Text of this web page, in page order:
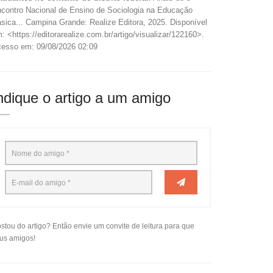
Nacional de Ensino de Sociologia na Educação
Campina Grande: Realize Editora, 2025. Disponível
<https://editorarealize.com.br/artigo/visualizar/122160>.
em: 09/08/2026 02:09
o artigo a um amigo
do artigo? Então envie um convite de leitura para que
amigos!